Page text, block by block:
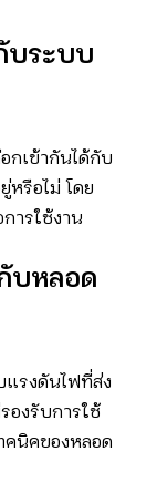
บระบบ
กเข้ากันได้กับ
หรือไม่ โดย
ารใช้งาน
บหลอด
แรงดันไฟที่ส่ง
องรับการใช้
คนิคของหลอด